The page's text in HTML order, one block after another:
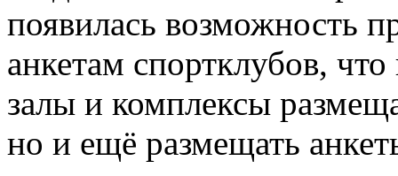
появилась возможность
анкетам спортклубов,
залы и комплексы
но и ещё размещать